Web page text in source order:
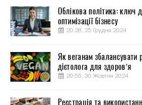
Облікова політика: ключ
оптимізації бізнесу
20:28, 25 Грудня 2024
Як веганам збалансувати
дієтолога для здоров’я
20:55, 30 Жовтня 2024
Реєстрація та